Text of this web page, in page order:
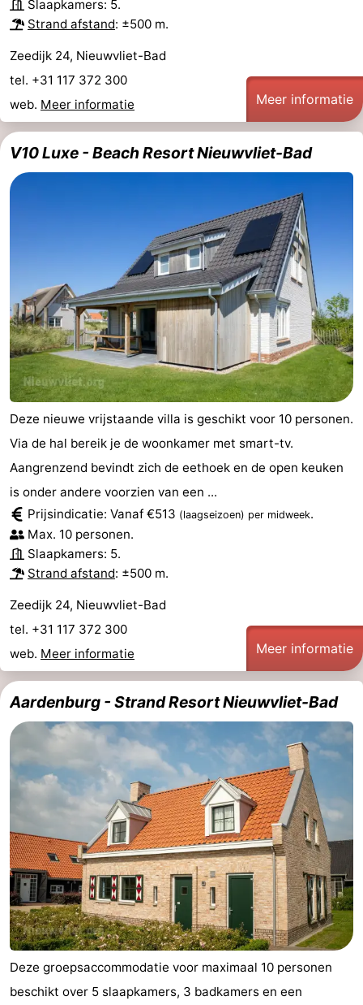
Slaapkamers: 5.
Strand afstand: ±500 m.
Zeedijk 24, Nieuwvliet-Bad
tel. +31 117 372 300
web. Meer informatie Meer informatie
V10 Luxe - Beach Resort Nieuwvliet-Bad
Deze nieuwe vrijstaande villa is geschikt voor 10 personen.
Via de hal bereik je de woonkamer met smart-tv.
Aangrenzend bevindt zich de eethoek en de open keuken
is onder andere voorzien van een ...
Prijsindicatie: Vanaf €513 (laagseizoen) per midweek.
Max. 10 personen.
Slaapkamers: 5.
Strand afstand: ±500 m.
Zeedijk 24, Nieuwvliet-Bad
tel. +31 117 372 300
web. Meer informatie Meer informatie
Aardenburg - Strand Resort Nieuwvliet-Bad
Deze groepsaccommodatie voor maximaal 10 personen
beschikt over 5 slaapkamers, 3 badkamers en een